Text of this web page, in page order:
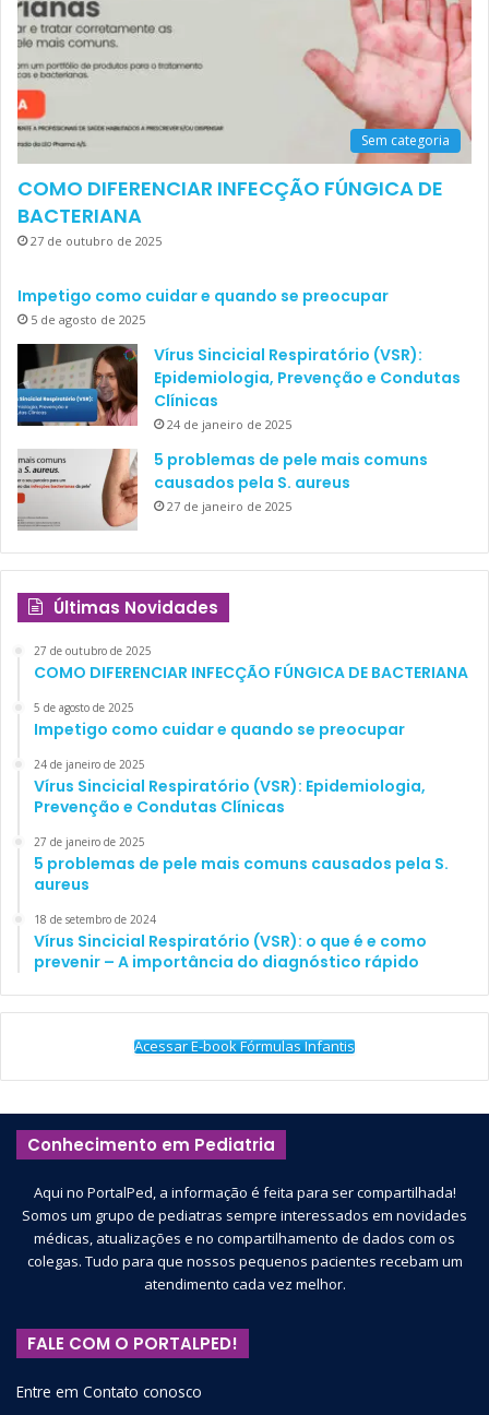
Sem categoria
COMO DIFERENCIAR INFECÇÃO FÚNGICA DE
BACTERIANA
27 de outubro de 2025
Impetigo como cuidar e quando se preocupar
5 de agosto de 2025
Vírus Sincicial Respiratório (VSR):
Epidemiologia, Prevenção e Condutas
Clínicas
24 de janeiro de 2025
5 problemas de pele mais comuns
causados pela S. aureus
27 de janeiro de 2025
Últimas Novidades
27 de outubro de 2025
COMO DIFERENCIAR INFECÇÃO FÚNGICA DE BACTERIANA
5 de agosto de 2025
Impetigo como cuidar e quando se preocupar
24 de janeiro de 2025
Vírus Sincicial Respiratório (VSR): Epidemiologia,
Prevenção e Condutas Clínicas
27 de janeiro de 2025
5 problemas de pele mais comuns causados pela S.
aureus
18 de setembro de 2024
Vírus Sincicial Respiratório (VSR): o que é e como
prevenir – A importância do diagnóstico rápido
Acessar E-book Fórmulas Infantis
Conhecimento em Pediatria
Aqui no PortalPed, a informação é feita para ser compartilhada!
Somos um grupo de pediatras sempre interessados em novidades
médicas, atualizações e no compartilhamento de dados com os
colegas. Tudo para que nossos pequenos pacientes recebam um
atendimento cada vez melhor.
FALE COM O PORTALPED!
Entre em Contato conosco